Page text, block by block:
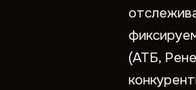
(АТБ,